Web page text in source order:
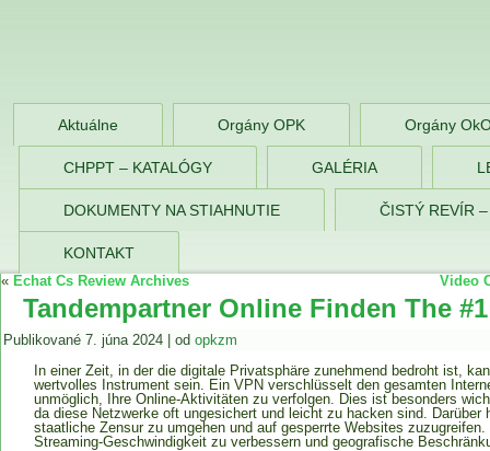
OPK Zlaté
Aktuálne Orgány OPK Orgány
CHPPT – KATALÓGY GALÉRIA
DOKUMENTY NA STIAHNUTIE ČISTÝ REVÍR
KONTAKT
« Echat Cs Review Archives Video
Tandempartner Online Finden The
Publikované 7. júna 2024 od opkzm
In einer Zeit, in der die digitale Privatsphäre zunehmend bedroht ist,
wertvolles Instrument sein. Ein VPN verschlüsselt den gesamten
unmöglich, Ihre Online-Aktivitäten zu verfolgen. Dies ist besonders
da diese Netzwerke oft ungesichert und leicht zu hacken sind. Darüber
staatliche Zensur zu umgehen und auf gesperrte Websites
Streaming-Geschwindigkeit zu verbessern und geografische